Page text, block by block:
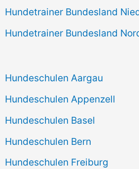
Hundetrainer Bundesland
Hundetrainer Bundesland
Hundeschulen Aargau
Hundeschulen Appenzell
Hundeschulen Basel
Hundeschulen Bern
Hundeschulen Freiburg